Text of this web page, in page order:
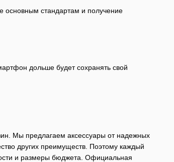
основным стандартам и получение
дольше будет сохранять свой
Мы предлагаем аксессуары от надежных
других преимуществ. Поэтому каждый
и размеры бюджета. Официальная